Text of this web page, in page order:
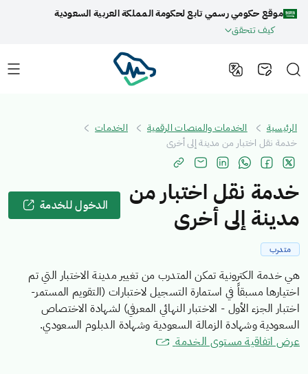
موقع حكومي رسمي تابع لحكومة المملكة العربية السعودية
كيف تتحقق
الرئيسية الخدمات والمنصات الرقمية
الخدمات
خدمة نقل اختبار من مدينة إلى أخرى
خدمة نقل اختبار من
مدينة إلى أخرى
الدخول للخدمة
متدرب
هي خدمة الكترونية تمكن المتدرب من تغيير مدينة الاختبار التي تم
اختيارها مسبقاً في استمارة التسجيل لاختبارات (التقويم المستمر-
اختبار الجزء الأول - الاختبار النهائي المعرفي) لشهادة الاختصاص
السعودية وشهادة الزمالة السعودية وشهادة الدبلوم السعودي.
عرض اتفاقية مستوى الخدمة